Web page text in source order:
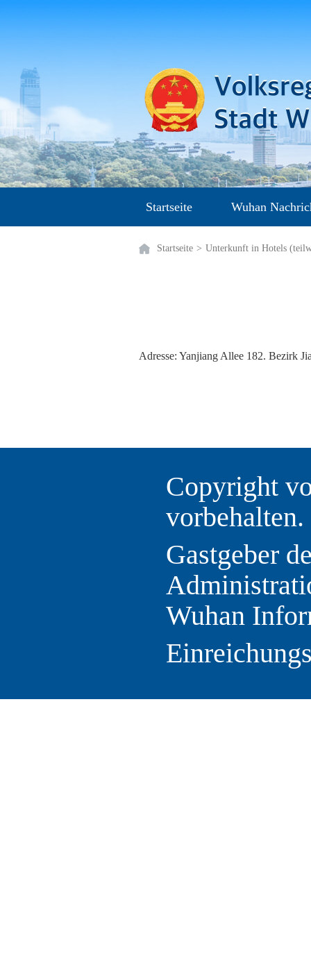
Startseite Wuhan
Startseite > Unterkunft in Hotels
Adresse: Yanjiang Allee 182. Bezirk
Copyright
vorbehalten.
Gastgeber
Wuhan